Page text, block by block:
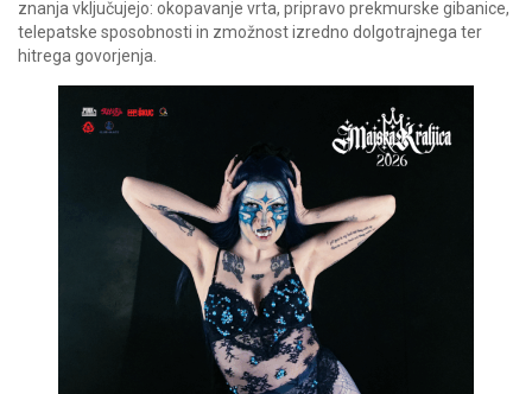
znanja vključujejo: okopavanje vrta, pripravo prekmurske gibanice,
telepatske sposobnosti in zmožnost izredno dolgotrajnega ter
hitrega govorjenja.